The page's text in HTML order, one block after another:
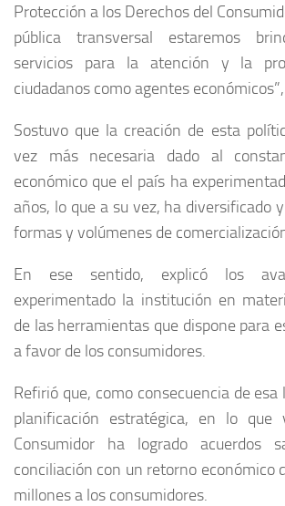
Protección a los Derechos del
pública transversal estaremos
servicios para la atención y la
ciudadanos como agentes
Sostuvo que la creación de esta
vez más necesaria dado al
económico que el país ha
años, lo que a su vez, ha diversificado
formas y volúmenes de
En ese sentido, explicó los
experimentado la institución en
de las herramientas que dispone para
a favor de los consumidores.
Refirió que, como consecuencia de
planificación estratégica, en lo
Consumidor ha logrado acuerdos
conciliación con un retorno económico
millones a los consumidores.